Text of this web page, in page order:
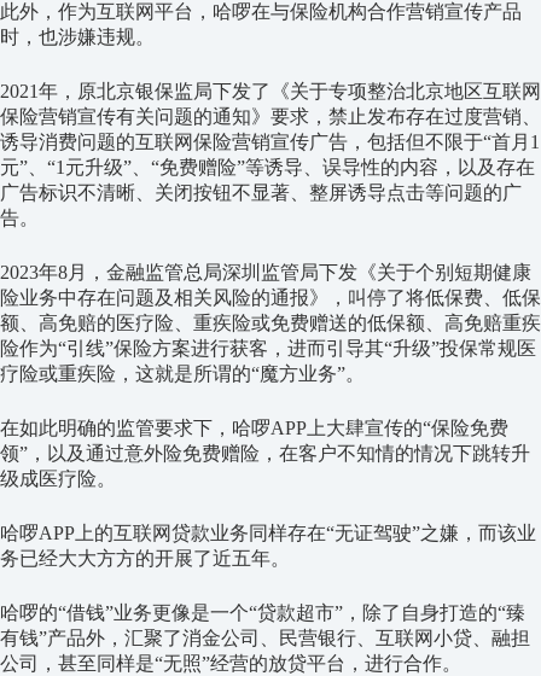
此外，作为互联网平台，哈啰在与保险机构合作营销宣传产品
时，也涉嫌违规。
2021年，原北京银保监局下发了《关于专项整治北京地区互联网
保险营销宣传有关问题的通知》要求，禁止发布存在过度营销、
诱导消费问题的互联网保险营销宣传广告，包括但不限于“首月1
元”、“1元升级”、“免费赠险”等诱导、误导性的内容，以及存在
广告标识不清晰、关闭按钮不显著、整屏诱导点击等问题的广
告。
2023年8月，金融监管总局深圳监管局下发《关于个别短期健康
险业务中存在问题及相关风险的通报》，叫停了将低保费、低保
额、高免赔的医疗险、重疾险或免费赠送的低保额、高免赔重疾
险作为“引线”保险方案进行获客，进而引导其“升级”投保常规医
疗险或重疾险，这就是所谓的“魔方业务”。
在如此明确的监管要求下，哈啰APP上大肆宣传的“保险免费
领”，以及通过意外险免费赠险，在客户不知情的情况下跳转升
级成医疗险。
哈啰APP上的互联网贷款业务同样存在“无证驾驶”之嫌，而该业
务已经大大方方的开展了近五年。
哈啰的“借钱”业务更像是一个“贷款超市”，除了自身打造的“臻
有钱”产品外，汇聚了消金公司、民营银行、互联网小贷、融担
公司，甚至同样是“无照”经营的放贷平台，进行合作。